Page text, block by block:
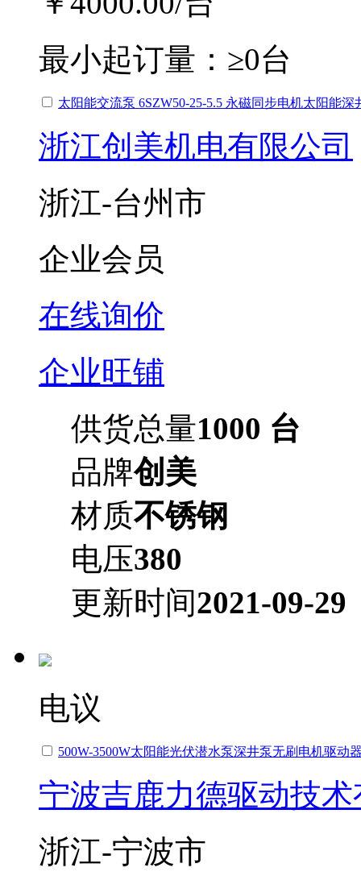
最小起订量： ≥0台
太阳能交流泵 6SZW50-25-5.5 永磁同步电机太阳能深
浙江创美机电有限公司
浙江-台州市
企业会员
在线询价
企业旺铺
供货总量1000 台
品牌创美
材质不锈钢
电压380
更新时间2021-09-29
电议
500W-3500W太阳能光伏潜水泵深井泵无刷电机驱动
宁波吉鹿力德驱动技
浙江-宁波市